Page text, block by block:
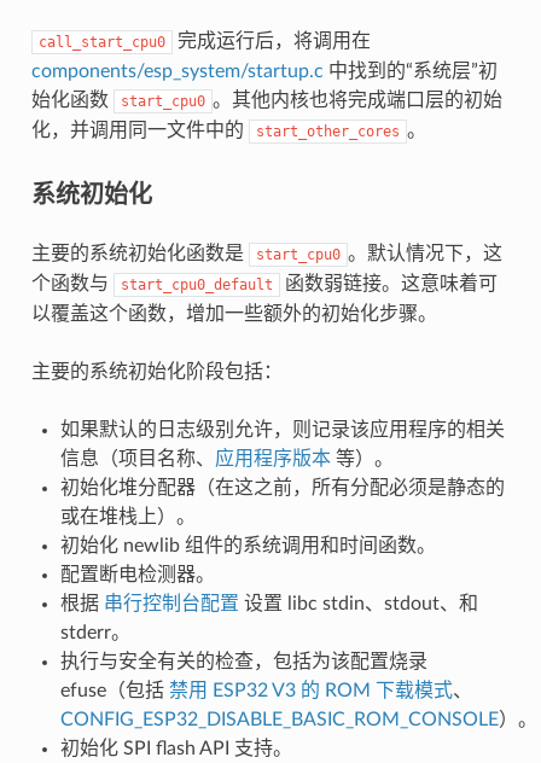
call_start_cpu0
完成运行后，将调用在
components/esp_system/startup.c 中找到的“系统层”初
始化函数
start_cpu0 。其他内核也将完成端口层的初始
化，并调用同一文件中的
start_other_cores 。
系统初始化
主要的系统初始化函数是 start_cpu0 。默认情况下，这
个函数与
start_cpu0_default
函数弱链接。这意味着可
以覆盖这个函数，增加一些额外的初始化步骤。
主要的系统初始化阶段包括：
如果默认的日志级别允许，则记录该应用程序的相关
信息（项目名称、 应用程序版本等）。
初始化堆分配器（在这之前，所有分配必须是静态的
或在堆栈上）。
初始化 newlib 组件的系统调用和时间函数。
配置断电检测器。
根据 串行控制台配置 设置 libc stdin、stdout、和
stderr。
执行与安全有关的检查，包括为该配置烧录
efuse（包括 禁用 ESP32 V3 的 ROM 下载模式、
CONFIG_ESP32_DISABLE_BASIC_ROM_CONSOLE）。
初始化 SPI flash API 支持。